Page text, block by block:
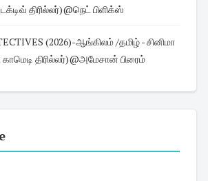
(க்ரைம் மிஸ்ட்ரி டிடெக்டிவ் திரில்லர்)@நெட் பிளிக்ஸ்
(2026)-ஆங்கிலம் /தமிழ் - சினிமா
திரில்லர்)@அமேசான் பிரைம்